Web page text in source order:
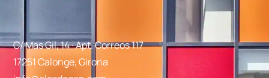
C/ Mas Gil, 14 · Apt. Correos 117
17251 Calonge, Girona